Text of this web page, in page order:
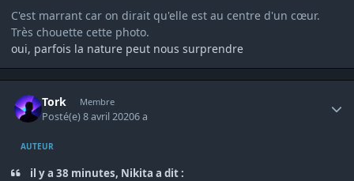
C'est marrant car on dirait qu'elle est au centre d'un cœur.
Très chouette cette photo.
oui, parfois la nature peut nous surprendre
Tork Membre
Posté(e)8 avril 20206 a
AUTEUR
il y a 38 minutes, Nikita a dit :